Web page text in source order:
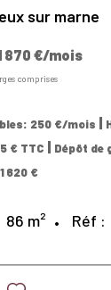
sur marne
870 €/mois
comprises
250 €/mois |
€ TTC | Dépôt de
1 620 €
86 m² Réf :